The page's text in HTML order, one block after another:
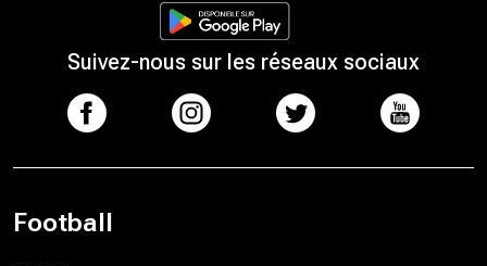
Suivez-nous sur les réseaux sociaux
Football